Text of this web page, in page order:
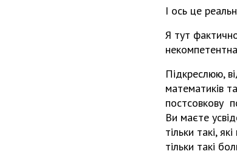
І ось це
Я тут
Підкреслюю,
математиків
постсовкову
Ви маєте
тільки такі,
тільки такі